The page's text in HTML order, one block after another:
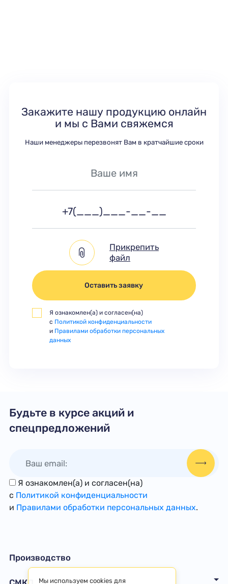
Закажите нашу продукцию онлайн
и мы с Вами свяжемся
Наши менеджеры перезвонят Вам в кратчайшие сроки
Прикрепить
файл
Оставить заявку
Я ознакомлен(а) и согласен(на)
с Политикой конфиденциальности
и Правилами обработки персональных
данных
Будьте в курсе акций и
спецпредложений
Я ознакомлен(а) и согласен(на)
с Политикой конфиденциальности
и Правилами обработки персональных данных.
Производство
Мы используем cookies для